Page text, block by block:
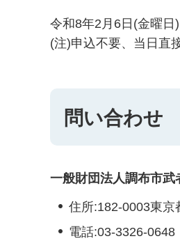
令和8年2月6日(金曜
(注)申込不要、当日直
問い合わせ
一般財団法人調布市武
住所:182-0003東京
電話:03-3326-0648